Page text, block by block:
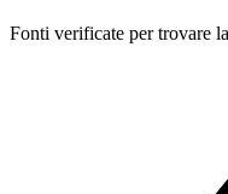
Fonti verificate per trovare